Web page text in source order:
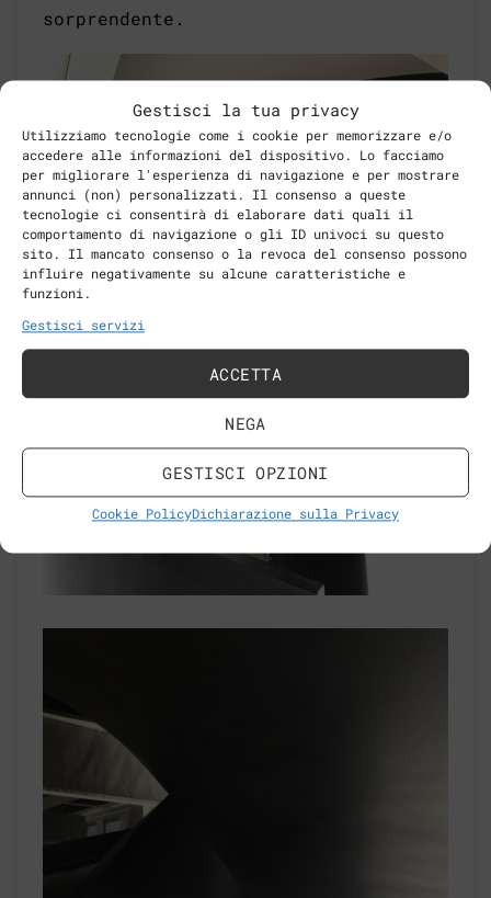
Gestisci la tua privacy
Utilizziamo tecnologie come i cookie per memorizzare e/o
accedere alle informazioni del dispositivo. Lo facciamo
per migliorare l'esperienza di navigazione e per mostrare
annunci (non) personalizzati. Il consenso a queste
tecnologie ci consentirà di elaborare dati quali il
comportamento di navigazione o gli ID univoci su questo
sito. Il mancato consenso o la revoca del consenso possono
influire negativamente su alcune caratteristiche e
funzioni.
Gestisci servizi
ACCETTA
NEGA
GESTISCI OPZIONI
Cookie PolicyDichiarazione sulla Privacy
sorprendente.